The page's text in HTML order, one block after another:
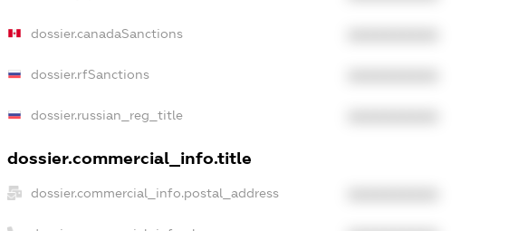
dossier.canadaSanctions
dossier.rfSanctions
dossier.russian_reg_title
dossier.commercial_info.title
dossier.commercial_info.postal_address